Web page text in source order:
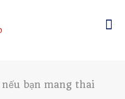
bạn mang thai